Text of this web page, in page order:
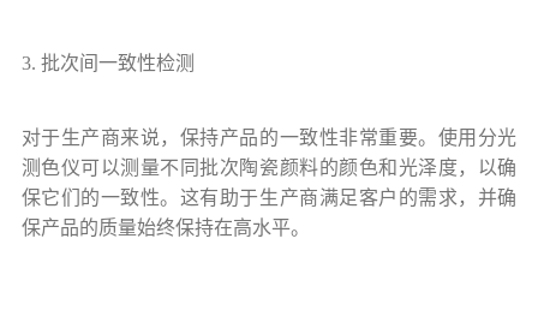
3. 批次间一致性检测
对于生产商来说，保持产品的一致性非常重要。使用分光
测色仪可以测量不同批次陶瓷颜料的颜色和光泽度，以确
保它们的一致性。这有助于生产商满足客户的需求，并确
保产品的质量始终保持在高水平。